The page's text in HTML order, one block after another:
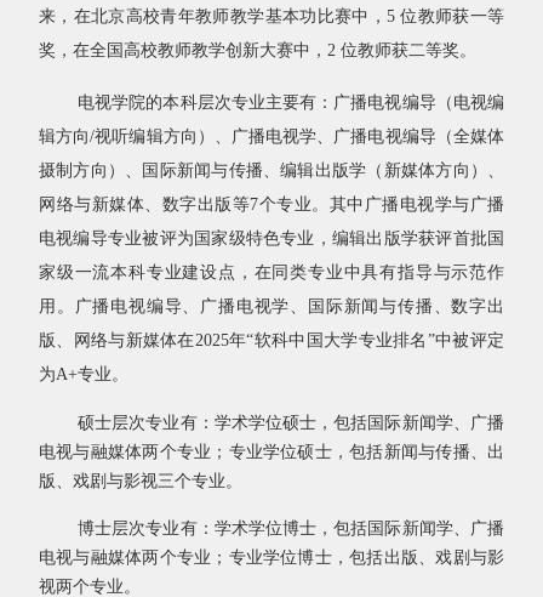
来， 在北京高校青年教师教学基本功比赛中， 5位教师获一等
奖，在全国高校教师教学创新大赛中， 2 位教师获二等奖。
电视学院的本科层次专业主要有：广播电视编导（电视编
辑方向/视听编辑方向）、广播电视学、广播电视编导（全媒体
摄制方向）、国际新闻与传播、编辑出版学（新媒体方向）、
网络与新媒体、数字出版等7个专业。其中广播电视学与广播
电视编导专业被评为国家级特色专业，编辑出版学获评首批国
家级一流本科专业建设点，在同类专业中具有指导与示范作
用。广播电视编导、广播电视学、国际新闻与传播、数字出
版、网络与新媒体在2025年“软科中国大学专业排名”中被评定
为A+专业。
硕士层次专业有：学术学位硕士，包括国际新闻学、广播
电视与融媒体两个专业；专业学位硕士，包括新闻与传播、出
版、戏剧与影视三个专业。
博士层次专业有：学术学位博士，包括国际新闻学、广播
电视与融媒体两个专业；专业学位博士，包括出版、戏剧与影
视两个专业。